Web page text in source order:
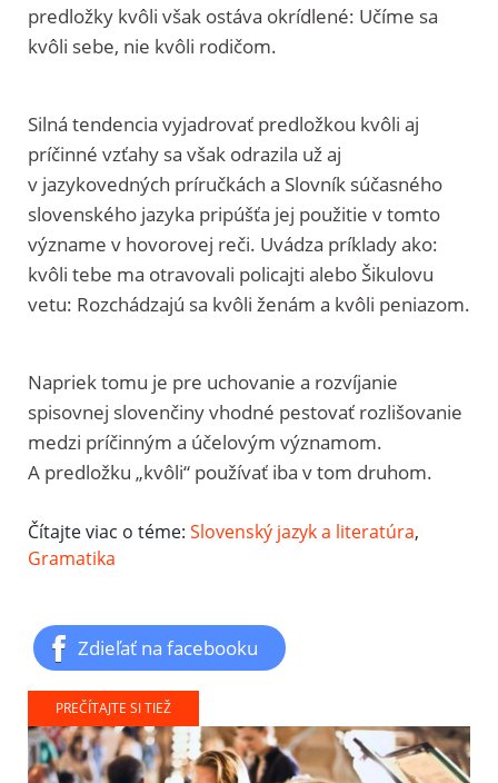
predložky kvôli však ostáva okrídlené: Učíme sa
kvôli sebe, nie kvôli rodičom.
Silná tendencia vyjadrovať predložkou kvôli aj
príčinné vzťahy sa však odrazila už aj
v jazykovedných príručkách a Slovník súčasného
slovenského jazyka pripúšťa jej použitie v tomto
význame v hovorovej reči. Uvádza príklady ako:
kvôli tebe ma otravovali policajti alebo Šikulovu
vetu: Rozchádzajú sa kvôli ženám a kvôli peniazom.
Napriek tomu je pre uchovanie a rozvíjanie
spisovnej slovenčiny vhodné pestovať rozlišovanie
medzi príčinným a účelovým významom.
A predložku „kvôli“ používať iba v tom druhom.
Čítajte viac o téme: Slovenský jazyk a literatúra,
Gramatika
Zdieľať na facebooku
PREČÍTAJTE SI TIEŽ